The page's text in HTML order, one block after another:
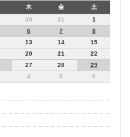
木 金
土
30 31
1
6 7
8
13 14
15
20 21
22
27 28
29
4 5 6